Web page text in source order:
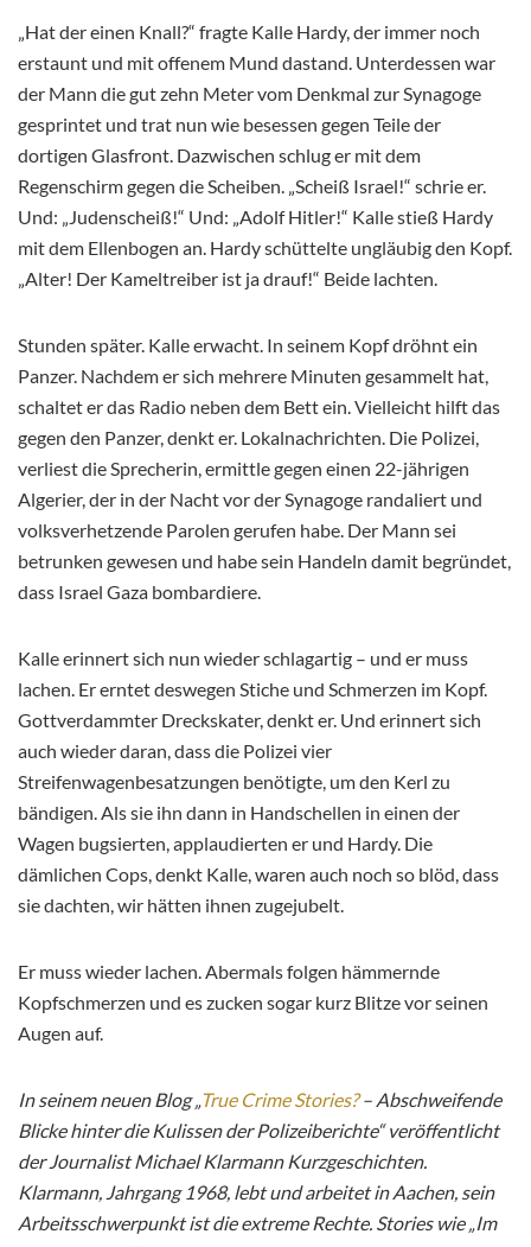
„Hat der einen Knall?“ fragte Kalle Hardy, der immer noch
erstaunt und mit offenem Mund dastand. Unterdessen war
der Mann die gut zehn Meter vom Denkmal zur Synagoge
gesprintet und trat nun wie besessen gegen Teile der
dortigen Glasfront. Dazwischen schlug er mit dem
Regenschirm gegen die Scheiben. „Scheiß Israel!“ schrie er.
Und: „Judenscheiß!“ Und: „Adolf Hitler!“ Kalle stieß Hardy
mit dem Ellenbogen an. Hardy schüttelte ungläubig den Kopf.
„Alter! Der Kameltreiber ist ja drauf!“ Beide lachten.
Stunden später. Kalle erwacht. In seinem Kopf dröhnt ein
Panzer. Nachdem er sich mehrere Minuten gesammelt hat,
schaltet er das Radio neben dem Bett ein. Vielleicht hilft das
gegen den Panzer, denkt er. Lokalnachrichten. Die Polizei,
verliest die Sprecherin, ermittle gegen einen 22-jährigen
Algerier, der in der Nacht vor der Synagoge randaliert und
volksverhetzende Parolen gerufen habe. Der Mann sei
betrunken gewesen und habe sein Handeln damit begründet,
dass Israel Gaza bombardiere.
Kalle erinnert sich nun wieder schlagartig – und er muss
lachen. Er erntet deswegen Stiche und Schmerzen im Kopf.
Gottverdammter Dreckskater, denkt er. Und erinnert sich
auch wieder daran, dass die Polizei vier
Streifenwagenbesatzungen benötigte, um den Kerl zu
bändigen. Als sie ihn dann in Handschellen in einen der
Wagen bugsierten, applaudierten er und Hardy. Die
dämlichen Cops, denkt Kalle, waren auch noch so blöd, dass
sie dachten, wir hätten ihnen zugejubelt.
Er muss wieder lachen. Abermals folgen hämmernde
Kopfschmerzen und es zucken sogar kurz Blitze vor seinen
Augen auf.
In seinem neuen Blog „ True Crime Stories?– Abschweifende
Blicke hinter die Kulissen der Polizeiberichte“ veröffentlicht
der Journalist Michael Klarmann Kurzgeschichten.
Klarmann, Jahrgang 1968, lebt und arbeitet in Aachen, sein
Arbeitsschwerpunkt ist die extreme Rechte. Stories wie „Im